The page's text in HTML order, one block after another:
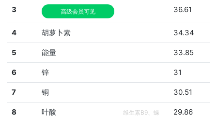
3 高级会员可见 36.61
4 胡萝卜素 34.34
5 能量 33.85
6 锌 31
7 铜 30.51
8 叶酸
维生素B9、蝶
29.86